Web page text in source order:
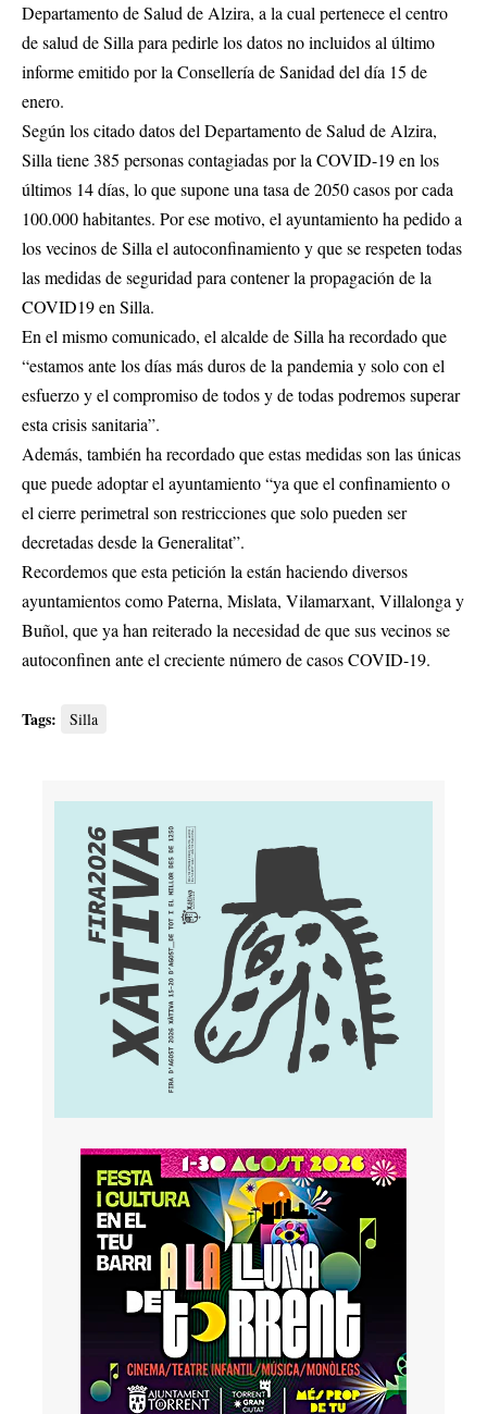
Departamento de Salud de Alzira, a la cual pertenece el centro
de salud de Silla para pedirle los datos no incluidos al último
informe emitido por la Consellería de Sanidad del día 15 de
enero.
Según los citado datos del Departamento de Salud de Alzira,
Silla tiene 385 personas contagiadas por la COVID-19 en los
últimos 14 días, lo que supone una tasa de 2050 casos por cada
100.000 habitantes. Por ese motivo, el ayuntamiento ha pedido a
los vecinos de Silla el autoconfinamiento y que se respeten todas
las medidas de seguridad para contener la propagación de la
COVID19 en Silla.
En el mismo comunicado, el alcalde de Silla ha recordado que
“estamos ante los días más duros de la pandemia y solo con el
esfuerzo y el compromiso de todos y de todas podremos superar
esta crisis sanitaria”.
Además, también ha recordado que estas medidas son las únicas
que puede adoptar el ayuntamiento “ya que el confinamiento o
el cierre perimetral son restricciones que solo pueden ser
decretadas desde la Generalitat”.
Recordemos que esta petición la están haciendo diversos
ayuntamientos como Paterna, Mislata, Vilamarxant, Villalonga y
Buñol, que ya han reiterado la necesidad de que sus vecinos se
autoconfinen ante el creciente número de casos COVID-19.
Tags: Silla